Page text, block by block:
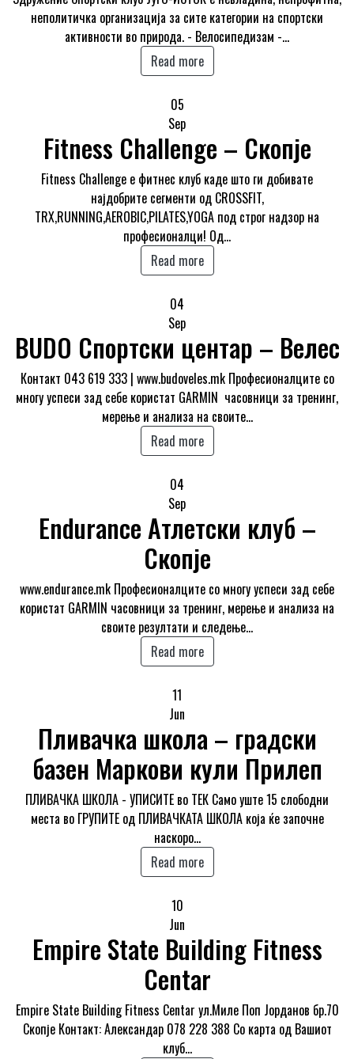
неполитичка организација за сите категории на спортски
активности во природа. - Велосипедизам -…
Read more
05
Sep
Fitness Challenge – Скопје
Fitness Challenge е фитнес клуб каде што ги добивате
најдобрите сегменти од CROSSFIT,
TRX,RUNNING,AEROBIC,PILATES,YOGA под строг надзор на
професионалци! Од…
Read more
04
Sep
BUDО Спортски центар – Велес
Контакт 043 619 333 | www.budoveles.mk Професионалците со
многу успеси зад себе користат GARMIN часовници за тренинг,
мерење и анализа на своите…
Read more
04
Sep
Endurance Атлетски клуб –
Скопје
www.endurance.mk Професионалците со многу успеси зад себе
користат GARMIN часовници за тренинг, мерење и анализа на
своите резултати и следење…
Read more
11
Jun
Пливачка школа – градски
базен Маркови кули Прилеп
ПЛИВАЧКА ШКОЛА - УПИСИТЕ во ТЕК Само уште 15 слободни
места во ГРУПИТЕ од ПЛИВАЧКАТА ШКОЛА која ќе започне
наскоро…
Read more
10
Jun
Empire State Building Fitness
Centar
Empire State Building Fitness Centar ул.Миле Поп Јорданов бр.70
Скопје Контакт: Александар 078 228 388 Со карта од Вашиот
клуб…